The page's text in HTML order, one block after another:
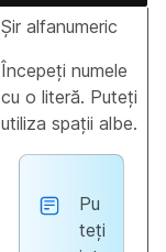
Șir alfanumeric
Începeți numele
cu o literă. Puteți
utiliza spații albe.
Pu
teți